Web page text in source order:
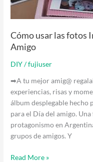
Cómo usar las fotos
Amigo
DIY/fujiuser
➡A tu mejor amig@
experiencias, risas y
álbum desplegable hecho
para el Día del amigo.
protagonismo en
grupos de amigos. Y
un
Día
del
Amigo
Read More »